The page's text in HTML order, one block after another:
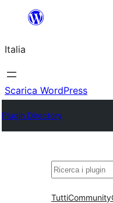
contenuto
Italia
Scarica WordPress
Plugin Directory
Cerca
TuttiCommunity